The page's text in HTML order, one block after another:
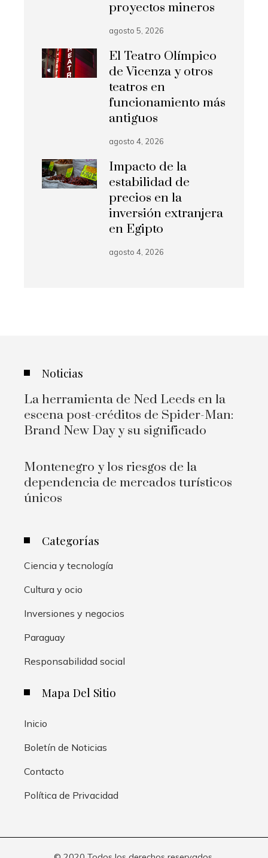
proyectos mineros
agosto 5, 2026
El Teatro Olímpico
de Vicenza y otros
teatros en
funcionamiento más
antiguos
agosto 4, 2026
Impacto de la
estabilidad de
precios en la
inversión extranjera
en Egipto
agosto 4, 2026
Noticias
La herramienta de Ned Leeds en la
escena post-créditos de Spider-Man:
Brand New Day y su significado
Montenegro y los riesgos de la
dependencia de mercados turísticos
únicos
Categorías
Ciencia y tecnología
Cultura y ocio
Inversiones y negocios
Paraguay
Responsabilidad social
Mapa Del Sitio
Inicio
Boletín de Noticias
Contacto
Política de Privacidad